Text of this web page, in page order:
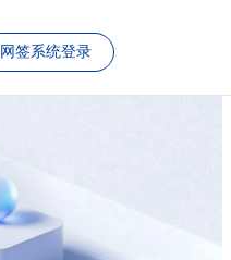
网签系统登录